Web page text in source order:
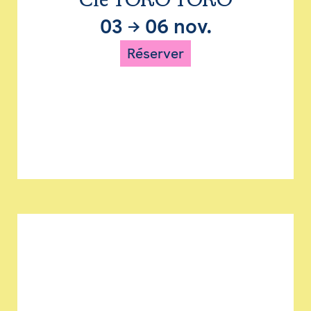
03 → 06 nov.
Réserver